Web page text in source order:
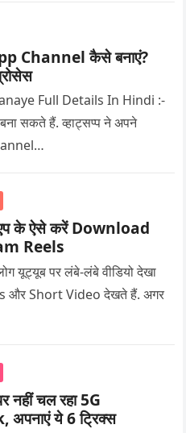
Channel कैसे बनाएं?
Full Details In Hindi :-
सकते हैं. व्हाट्सप्प ने अपने
एप के ऐसे करें Download
Reels
यूट्यूब पर लंबे-लंबे वीडियो देखा
और Short Video देखते हैं. अगर
नहीं चल रहा 5G
ये 6 ट्रिक्स